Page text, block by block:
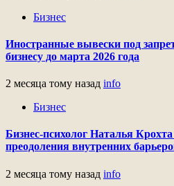
Бизнес
Иностранные вывески под
бизнесу до марта 2026 года
2 месяца тому назад info
Бизнес
Бизнес-психолог Наталья
преодоления внутренних
2 месяца тому назад info